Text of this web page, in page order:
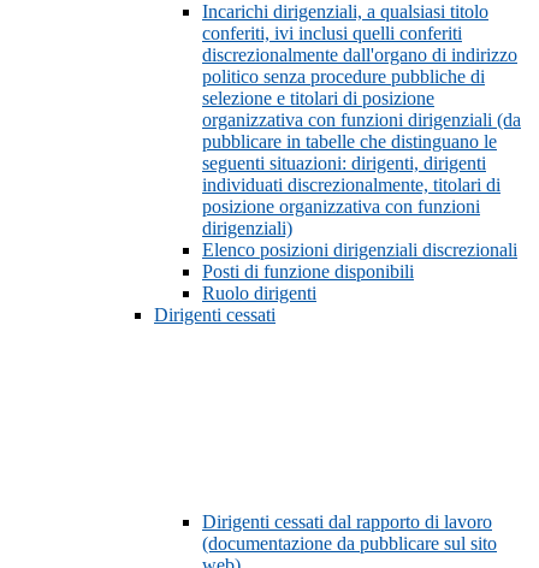
Incarichi dirigenziali, a qualsiasi titolo
conferiti, ivi inclusi quelli conferiti
discrezionalmente dall'organo di indirizzo
politico senza procedure pubbliche di
selezione e titolari di posizione
organizzativa con funzioni dirigenziali (da
pubblicare in tabelle che distinguano le
seguenti situazioni: dirigenti, dirigenti
individuati discrezionalmente, titolari di
posizione organizzativa con funzioni
dirigenziali)
Elenco posizioni dirigenziali discrezionali
Posti di funzione disponibili
Ruolo dirigenti
Dirigenti cessati
Dirigenti cessati dal rapporto di lavoro
(documentazione da pubblicare sul sito